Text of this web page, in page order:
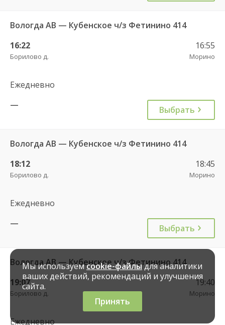
Вологда АВ — Кубенское ч/з Фетинино 414
16:22
Борилово д.
16:55
Морино
Ежедневно
—
Выбрать
Вологда АВ — Кубенское ч/з Фетинино 414
18:12
Борилово д.
18:45
Морино
Ежедневно
—
Выбрать
Вологда АВ — Кубенское ч/з Фетинино 414
19:07
Борилово д.
19:40
Морино
Ежедневно
Мы используемcookie-файлыдля аналитики
ваших действий, рекомендаций и улучшения
сайта.
Принять